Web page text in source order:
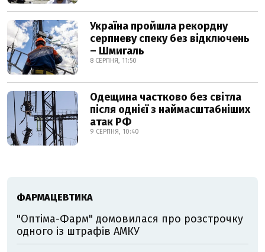
Україна пройшла рекордну
серпневу спеку без відключень
– Шмигаль
8 СЕРПНЯ, 11:50
Одещина частково без світла
після однієї з наймасштабніших
атак РФ
9 СЕРПНЯ, 10:40
ФАРМАЦЕВТИКА
"Оптіма-Фарм" домовилася про розстрочку
одного із штрафів АМКУ